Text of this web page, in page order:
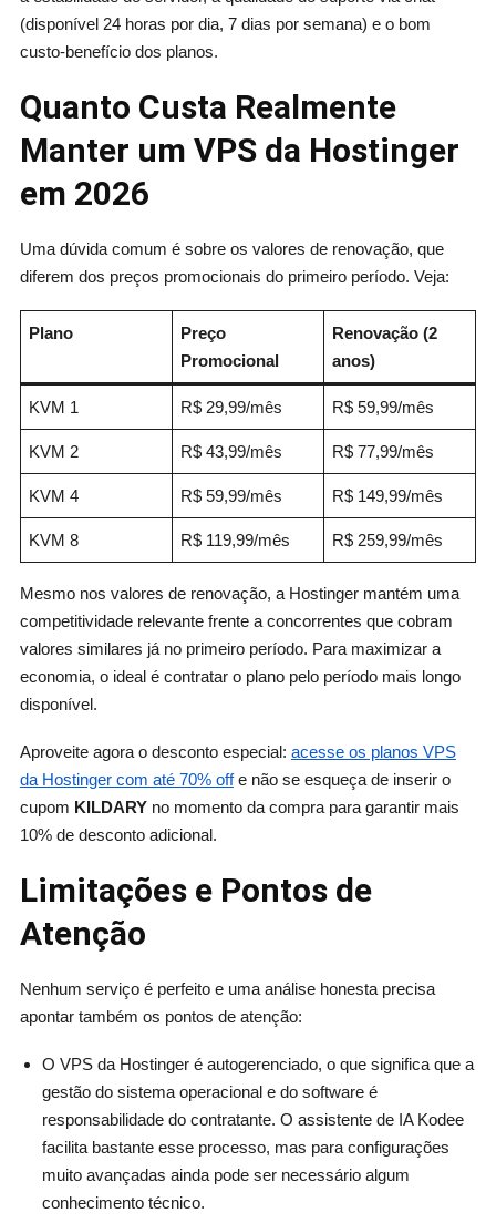
(disponível 24 horas por dia, 7 dias por semana) e o bom
custo-benefício dos planos.
Quanto Custa Realmente
Manter um VPS da Hostinger
em 2026
Uma dúvida comum é sobre os valores de renovação, que
diferem dos preços promocionais do primeiro período. Veja:
Plano
Preço
Promocional
Renovação (2
anos)
KVM 1 R$ 29,99/mês R$ 59,99/mês
KVM 2 R$ 43,99/mês R$ 77,99/mês
KVM 4 R$ 59,99/mês R$ 149,99/mês
KVM 8 R$ 119,99/mês R$ 259,99/mês
Mesmo nos valores de renovação, a Hostinger mantém uma
competitividade relevante frente a concorrentes que cobram
valores similares já no primeiro período. Para maximizar a
economia, o ideal é contratar o plano pelo período mais longo
disponível.
Aproveite agora o desconto especial: acesse os planos VPS
da Hostinger com até 70% offe não se esqueça de inserir o
cupom KILDARYno momento da compra para garantir mais
10% de desconto adicional.
Limitações e Pontos de
Atenção
Nenhum serviço é perfeito e uma análise honesta precisa
apontar também os pontos de atenção:
O VPS da Hostinger é autogerenciado, o que significa que a
gestão do sistema operacional e do software é
responsabilidade do contratante. O assistente de IA Kodee
facilita bastante esse processo, mas para configurações
muito avançadas ainda pode ser necessário algum
conhecimento técnico.